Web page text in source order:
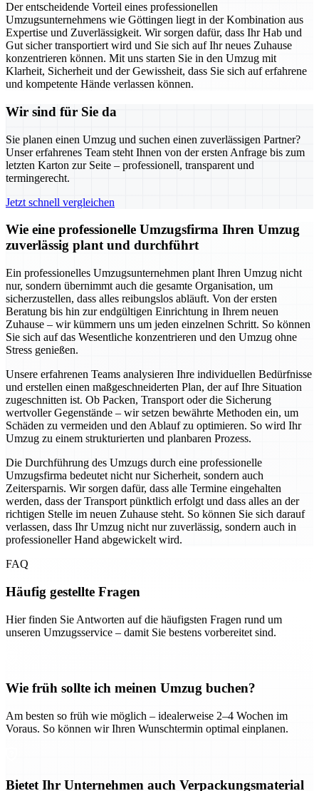
Der entscheidende Vorteil eines professionellen
Umzugsunternehmens wie Göttingen liegt in der Kombination aus
Expertise und Zuverlässigkeit. Wir sorgen dafür, dass Ihr Hab und
Gut sicher transportiert wird und Sie sich auf Ihr neues Zuhause
konzentrieren können. Mit uns starten Sie in den Umzug mit
Klarheit, Sicherheit und der Gewissheit, dass Sie sich auf erfahrene
und kompetente Hände verlassen können.
Wir sind für Sie da
Sie planen einen Umzug und suchen einen zuverlässigen Partner?
Unser erfahrenes Team steht Ihnen von der ersten Anfrage bis zum
letzten Karton zur Seite – professionell, transparent und
termingerecht.
Jetzt schnell vergleichen
Wie eine professionelle Umzugsfirma Ihren Umzug
zuverlässig plant und durchführt
Ein professionelles Umzugsunternehmen plant Ihren Umzug nicht
nur, sondern übernimmt auch die gesamte Organisation, um
sicherzustellen, dass alles reibungslos abläuft. Von der ersten
Beratung bis hin zur endgültigen Einrichtung in Ihrem neuen
Zuhause – wir kümmern uns um jeden einzelnen Schritt. So können
Sie sich auf das Wesentliche konzentrieren und den Umzug ohne
Stress genießen.
Unsere erfahrenen Teams analysieren Ihre individuellen Bedürfnisse
und erstellen einen maßgeschneiderten Plan, der auf Ihre Situation
zugeschnitten ist. Ob Packen, Transport oder die Sicherung
wertvoller Gegenstände – wir setzen bewährte Methoden ein, um
Schäden zu vermeiden und den Ablauf zu optimieren. So wird Ihr
Umzug zu einem strukturierten und planbaren Prozess.
Die Durchführung des Umzugs durch eine professionelle
Umzugsfirma bedeutet nicht nur Sicherheit, sondern auch
Zeitersparnis. Wir sorgen dafür, dass alle Termine eingehalten
werden, dass der Transport pünktlich erfolgt und dass alles an der
richtigen Stelle im neuen Zuhause steht. So können Sie sich darauf
verlassen, dass Ihr Umzug nicht nur zuverlässig, sondern auch in
professioneller Hand abgewickelt wird.
FAQ
Häufig gestellte Fragen
Hier finden Sie Antworten auf die häufigsten Fragen rund um
unseren Umzugsservice – damit Sie bestens vorbereitet sind.
Wie früh sollte ich meinen Umzug buchen?
Am besten so früh wie möglich – idealerweise 2–4 Wochen im
Voraus. So können wir Ihren Wunschtermin optimal einplanen.
Bietet Ihr Unternehmen auch Verpackungsmaterial